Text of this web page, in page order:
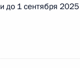
и до 1 сентября